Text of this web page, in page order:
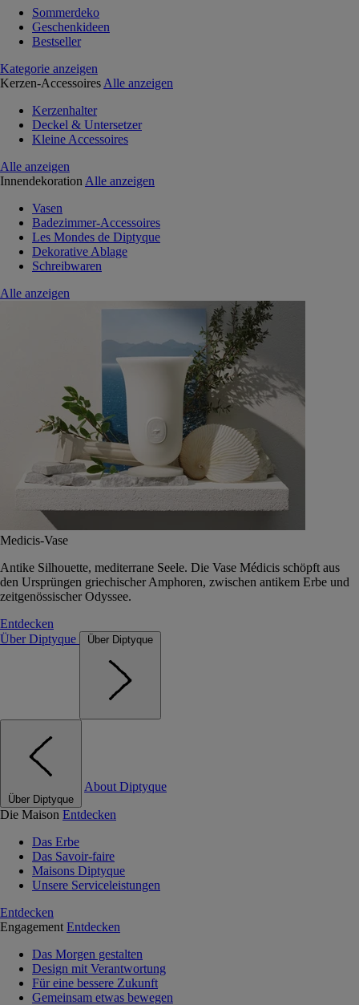
Sommerdeko
Geschenkideen
Bestseller
Kategorie anzeigen
Kerzen-Accessoires Alle anzeigen
Kerzenhalter
Deckel & Untersetzer
Kleine Accessoires
Alle anzeigen
Innendekoration Alle anzeigen
Vasen
Badezimmer-Accessoires
Les Mondes de Diptyque
Dekorative Ablage
Schreibwaren
Alle anzeigen
Medicis-Vase
Antike Silhouette, mediterrane Seele. Die Vase Médicis schöpft aus
den Ursprüngen griechischer Amphoren, zwischen antikem Erbe und
zeitgenössischer Odyssee.
Entdecken
Über Diptyque
Über Diptyque
Über Diptyque
About Diptyque
Die Maison Entdecken
Das Erbe
Das Savoir-faire
Maisons Diptyque
Unsere Serviceleistungen
Entdecken
Engagement Entdecken
Das Morgen gestalten
Design mit Verantwortung
Für eine bessere Zukunft
Gemeinsam etwas bewegen